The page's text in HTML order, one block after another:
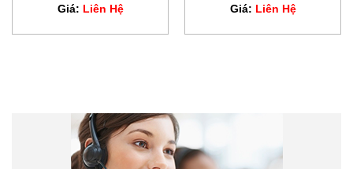
Giá: Liên Hệ Giá: Liên Hệ